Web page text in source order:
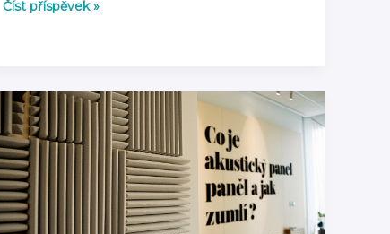
3D
Pokoje
2026:
Moderní
Inspirace
Číst příspěvek »